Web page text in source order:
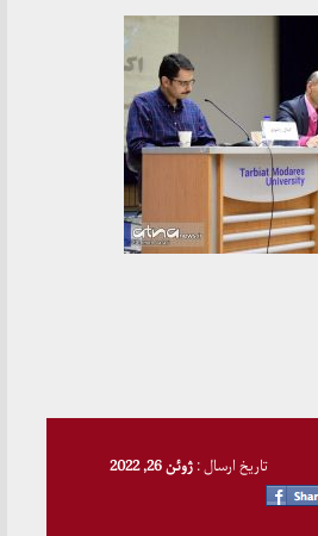
تاریخ ارسال :ژوئن 26, 2022